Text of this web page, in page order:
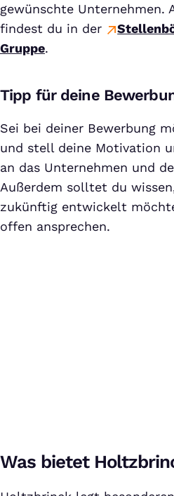
gewünschte Unternehmen.
findest du in der
Gruppe.
Tipp für deine
Sei bei deiner Bewerbung
und stell deine Motivation
an das Unternehmen und
Außerdem solltet du
zukünftig entwickelt
offen ansprechen.
Datenschutzerklärung.
Was bietet